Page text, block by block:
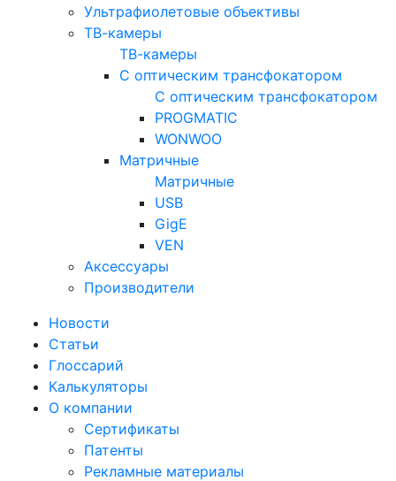
Ультрафиолетовые объективы
ТВ-камеры
ТВ-камеры
С оптическим трансфокатором
С оптическим трансфокатором
PROGMATIC
WONWOO
Матричные
Матричные
USB
GigE
VEN
Аксессуары
Производители
Новости
Статьи
Глоссарий
Калькуляторы
О компании
Сертификаты
Патенты
Рекламные материалы